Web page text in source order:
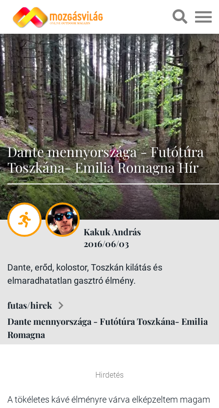
Dante mennyországa - Futótúra
Toszkána- Emilia Romagna Hír
Kakuk András
2016/06/03
Dante, erőd, kolostor, Toszkán kilátás és
elmaradhatatlan gasztró élmény.
futas/hirek
Dante mennyországa - Futótúra Toszkána- Emilia
Romagna
Hirdetés
A tökéletes kávé élményre várva elképzeltem magam